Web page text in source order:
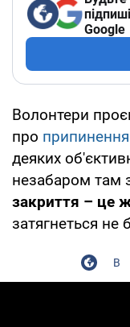
Google
Волонтери
про
деяких
незабаром там
закриття – це
затягнеться не